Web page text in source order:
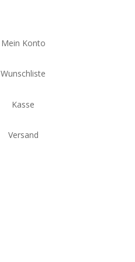
Mein Konto
Wunschliste
Kasse
Versand